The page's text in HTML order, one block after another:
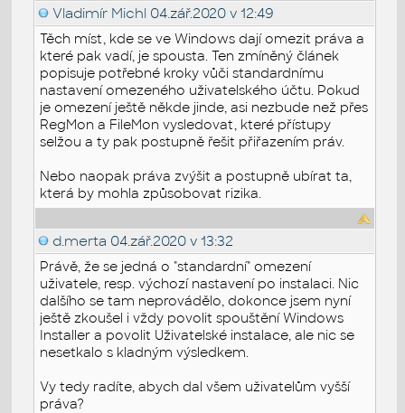
Vladimír Michl 04.zář.2020 v 12:49
Těch míst, kde se ve Windows dají omezit práva a
které pak vadí, je spousta. Ten zmíněný článek
popisuje potřebné kroky vůči standardnímu
nastavení omezeného uživatelského účtu. Pokud
je omezení ještě někde jinde, asi nezbude než přes
RegMon a FileMon vysledovat, které přístupy
selžou a ty pak postupně řešit přiřazením práv.
Nebo naopak práva zvýšit a postupně ubírat ta,
která by mohla způsobovat rizika.
d.merta 04.zář.2020 v 13:32
Právě, že se jedná o "standardní" omezení
uživatele, resp. výchozí nastavení po instalaci. Nic
dalšího se tam neprovádělo, dokonce jsem nyní
ještě zkoušel i vždy povolit spouštění Windows
Installer a povolit Uživatelské instalace, ale nic se
nesetkalo s kladným výsledkem.
Vy tedy radíte, abych dal všem uživatelům vyšší
práva?